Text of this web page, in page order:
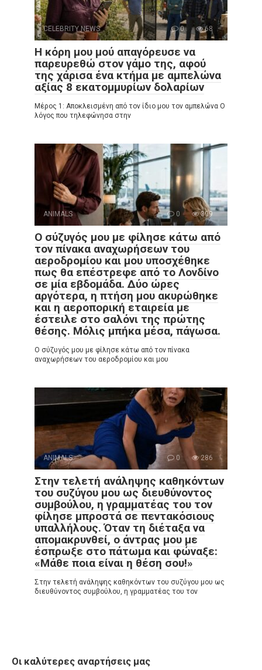
CELEBRITY NEWS 0 68
Η κόρη μου μού απαγόρευσε να
παρευρεθώ στον γάμο της, αφού
της χάρισα ένα κτήμα με αμπελώνα
αξίας 8 εκατομμυρίων δολαρίων
Μέρος 1: Αποκλεισμένη από τον ίδιο μου τον αμπελώνα Ο
λόγος που τηλεφώνησα στην
ANIMALS 0 399
Ο σύζυγός μου με φίλησε κάτω από
τον πίνακα αναχωρήσεων του
αεροδρομίου και μου υποσχέθηκε
πως θα επέστρεφε από το Λονδίνο
σε μία εβδομάδα. Δύο ώρες
αργότερα, η πτήση μου ακυρώθηκε
και η αεροπορική εταιρεία με
έστειλε στο σαλόνι της πρώτης
θέσης. Μόλις μπήκα μέσα, πάγωσα.
Ο σύζυγός μου με φίλησε κάτω από τον πίνακα
αναχωρήσεων του αεροδρομίου και μου
ANIMALS 0 286
Στην τελετή ανάληψης καθηκόντων
του συζύγου μου ως διευθύνοντος
συμβούλου, η γραμματέας του τον
φίλησε μπροστά σε πεντακόσιους
υπαλλήλους. Όταν τη διέταξα να
απομακρυνθεί, ο άντρας μου με
έσπρωξε στο πάτωμα και φώναξε:
«Μάθε ποια είναι η θέση σου!»
Στην τελετή ανάληψης καθηκόντων του συζύγου μου ως
διευθύνοντος συμβούλου, η γραμματέας του τον
Οι καλύτερες αναρτήσεις μας